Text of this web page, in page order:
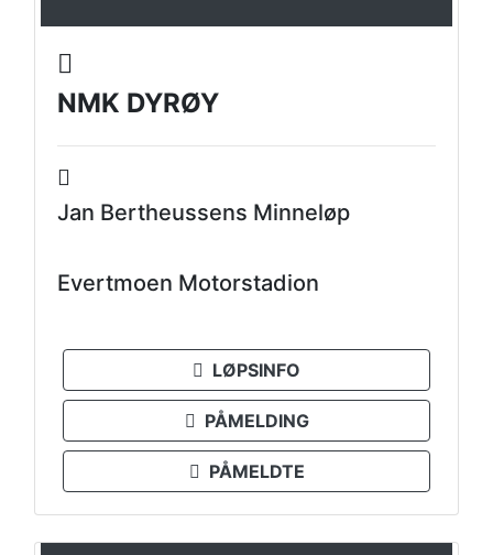
NMK DYRØY
Jan Bertheussens Minneløp
Evertmoen Motorstadion
LØPSINFO
PÅMELDING
PÅMELDTE